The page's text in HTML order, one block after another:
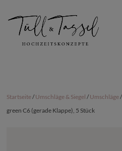
Startseite/Umschläge & Siegel /Umschläge/
green C6 (gerade Klappe), 5 Stück